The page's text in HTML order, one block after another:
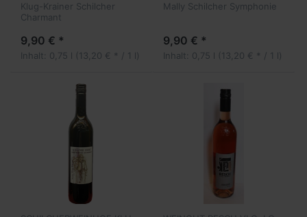
Klug-Krainer Schilcher
Charmant
9,90 € *
Inhalt: 0,75 l (13,20 € * / 1 l)
Mally Schilcher Symphonie
9,90 € *
Inhalt: 0,75 l (13,20 € * / 1 l)